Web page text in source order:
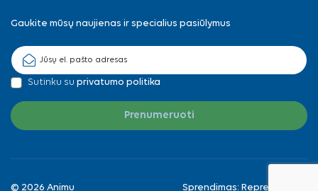
Gaukite mūsų naujienas ir specialius pasiūlymus
Sutinku su privatumo politika
© 2026 Animu Sprendimas: Reprezentuok